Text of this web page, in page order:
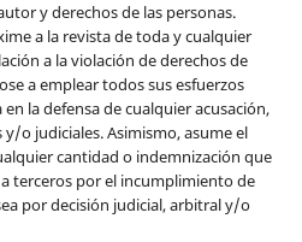
y derechos de las personas.
a la revista de toda y cualquier
a la violación de derechos de
a emplear todos sus esfuerzos
la defensa de cualquier acusación,
o judiciales. Asimismo, asume el
cantidad o indemnización que
terceros por el incumplimiento de
por decisión judicial, arbitral y/o